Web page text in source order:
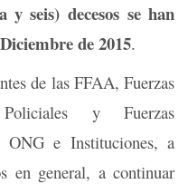
y seis) decesosse han
de 2015.
de las FFAA, Fuerzas
y Fuerzas
ONG e Instituciones, a
en general, a continuar